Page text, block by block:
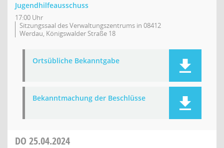
Jugendhilfeausschuss
17:00 Uhr
Sitzungssaal des Verwaltungszentrums in 08412
Werdau, Königswalder Straße 18
Ortsübliche Bekanntgabe
Bekanntmachung der Beschlüsse
DO 25.04.2024